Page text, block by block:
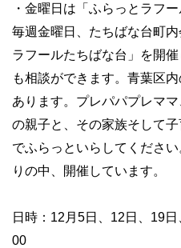
・金曜日は「ふらっとラフー
毎週金曜日、たちばな台町
ラフールたちばな台」を開
も相談ができます。青葉区
あります。プレパパプレマ
の親子と、その家族そして
でふらっといらしてくださ
りの中、開催しています。
日時：12月5日、12日、19
00